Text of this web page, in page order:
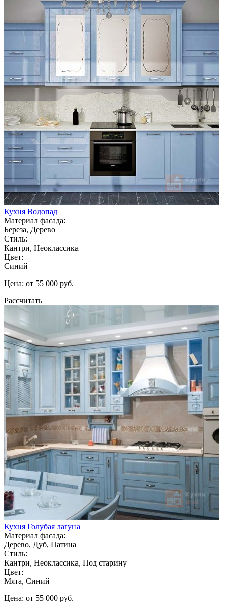
Кухня Водопад
Материал фасада:
Береза, Дерево
Стиль:
Кантри, Неоклассика
Цвет:
Синий
Цена: от 55 000 руб.
Рассчитать
Кухня Голубая лагуна
Материал фасада:
Дерево, Дуб, Патина
Стиль:
Кантри, Неоклассика, Под старину
Цвет:
Мята, Синий
Цена: от 55 000 руб.